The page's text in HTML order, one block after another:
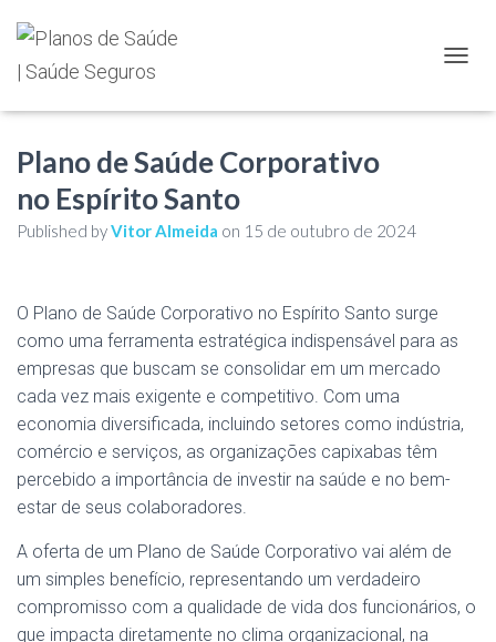
Plano de Saúde Corporativo
no Espírito Santo
Published byVitor Almeida on 15 de outubro de 2024
O Plano de Saúde Corporativo no Espírito Santo surge
como uma ferramenta estratégica indispensável para as
empresas que buscam se consolidar em um mercado
cada vez mais exigente e competitivo. Com uma
economia diversificada, incluindo setores como indústria,
comércio e serviços, as organizações capixabas têm
percebido a importância de investir na saúde e no bem-
estar de seus colaboradores.
A oferta de um Plano de Saúde Corporativo vai além de
um simples benefício, representando um verdadeiro
compromisso com a qualidade de vida dos funcionários, o
que impacta diretamente no clima organizacional, na